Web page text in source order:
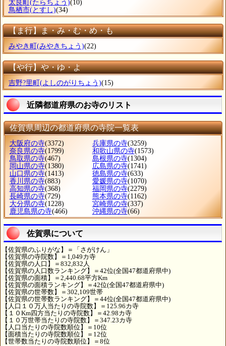
太良町(たらちょう)(10)
鳥栖市(とすし)(34)
【ま行】ま・み・む・め・も
みやき町 (みやきちょう)(22)
【や行】や・ゆ・よ
吉野?里町 (よしのがりちょう)(15)
近隣都道府県のお寺のリスト
佐賀県周辺の都道府県の寺院一覧表
大阪府の寺(3372) 兵庫県の寺(3259)
奈良県の寺(1799) 和歌山県の寺(1573)
鳥取県の寺(467) 島根県の寺(1304)
岡山県の寺(1380) 広島県の寺(1741)
山口県の寺(1413) 徳島県の寺(633)
香川県の寺(883) 愛媛県の寺(1070)
高知県の寺(368) 福岡県の寺(2279)
長崎県の寺(729) 熊本県の寺(1162)
大分県の寺(1228) 宮崎県の寺(337)
鹿児島県の寺(466) 沖縄県の寺(66)
佐賀県について
【佐賀県のふりがな】＝「さがけん」
【佐賀県の寺院数】＝1,049カ寺
【佐賀県の人口】＝832,832人
【佐賀県の人口数ランキング】＝42位(全国47都道府県中)
【佐賀県の面積】＝2,440.68平方Km
【佐賀県の面積ランキング】＝42位(全国47都道府県中)
【佐賀県の世帯数】＝302,109世帯
【佐賀県の世帯数ランキング】＝44位(全国47都道府県中)
【人口１０万人当たりの寺院数】＝125.96カ寺
【１０Km四方当たりの寺院数】＝42.98カ寺
【１０万世帯当たりの寺院数】＝347.23カ寺
【人口当たりの寺院数順位】＝10位
【面積当たりの寺院数順位】＝12位
【世帯数当たりの寺院数順位】＝8位